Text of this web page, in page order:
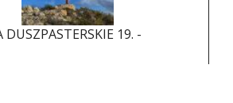
DUSZPASTERSKIE 19. -